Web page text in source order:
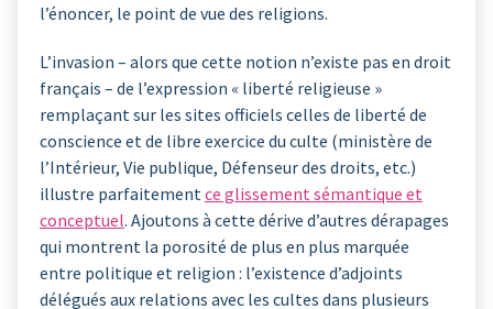
l’énoncer, le point de vue des religions.
L’invasion – alors que cette notion n’existe pas en droit
français – de l’expression « liberté religieuse »
remplaçant sur les sites officiels celles de liberté de
conscience et de libre exercice du culte (ministère de
l’Intérieur, Vie publique, Défenseur des droits, etc.)
illustre parfaitementce glissement sémantique et
conceptuel. Ajoutons à cette dérive d’autres dérapages
qui montrent la porosité de plus en plus marquée
entre politique et religion : l’existence d’adjoints
délégués aux relations avec les cultes dans plusieurs